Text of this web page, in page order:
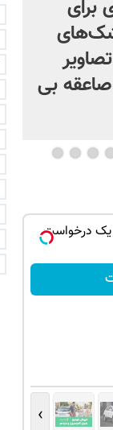
برای
بی
یک درخواست
›